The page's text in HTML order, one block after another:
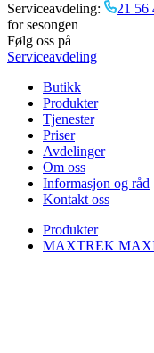
Serviceavdeling: 21 56
for sesongen
Følg oss på
Serviceavdeling
Butikk
Produkter
Tjenester
Priser
Avdelinger
Om oss
Informasjon og råd
Kontakt oss
Produkter
MAXTREK